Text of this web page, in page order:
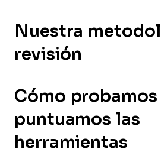
Nuestra
revisión
Cómo probamos
puntuamos las
herramientas